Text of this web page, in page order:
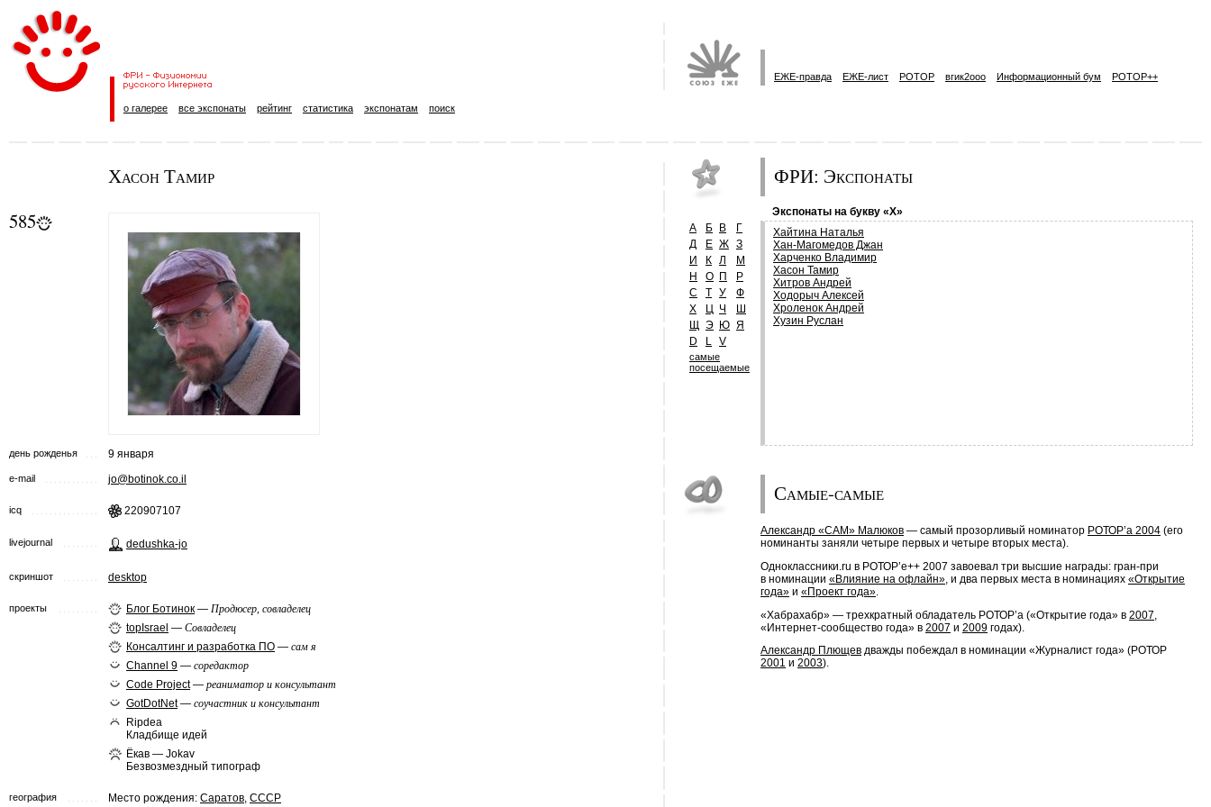
о галерее все экспонаты рейтинг статистика экспонатам поиск
ЕЖЕ-правда ЕЖЕ-лист РОТОР вгик2ooo Информационный бум РОТОР++
Хасон Тамир
585
день рожденья 9 января
e-mail jo@botinok.co.il
icq 220907107
livejournal dedushka-jo
скриншот desktop
проекты Блог Ботинок — Продюсер, совладелец
topIsrael — Совладелец
Консалтинг и разработка ПО — сам я
Channel 9 — соредактор
Code Project— реаниматор и консультант
GotDotNet— соучастник и консультант
Ripdea
Кладбище идей
Ёкав — Jokav
Безвозмездный типограф
география Место рождения: Саратов, СССР
ФРИ: Экспонаты
А Б В
Г
Д
Е Ж З
И
К Л
М
Н
О П
Р
С
Т У
Ф
Х
Ц Ч
Ш
Щ Э Ю Я
D
L V
самые
посещаемые
Экспонаты на букву «Х»
Хайтина Наталья
Хан-Магомедов Джан
Харченко Владимир
Хасон Тамир
Хитров Андрей
Ходорыч Алексей
Хроленок Андрей
Хузин Руслан
Самые-самые
Александр «САМ» Малюков — самый прозорливый номинатор РОТОР’а 2004 (его
номинанты заняли четыре первых и четыре вторых места).
Одноклассники.ru в РОТОР’е++ 2007 завоевал три высшие награды: гран-при
в номинации «Влияние на офлайн», и два первых места в номинациях «Открытие
года» и «Проект года».
«Хабрахабр» — трехкратный обладатель РОТОР’а («Открытие года» в 2007
«Интернет-сообщество года» в 2007 и 2009 годах).
Александр Плющев дважды побеждал в номинации «Журналист года» (РОТОР
2001 и 2003).